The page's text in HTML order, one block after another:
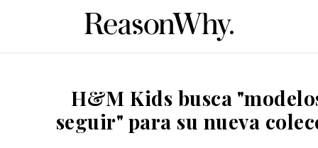
H&M Kids busca
seguir" para su nueva